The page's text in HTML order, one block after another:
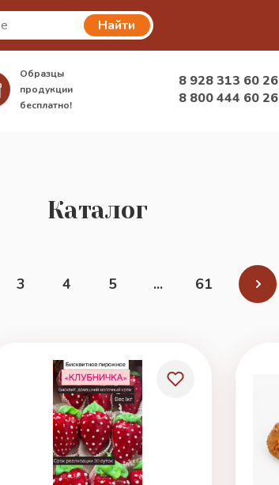
Найти
Образцы
продукции
бесплатно!
8 928 313 60 26
8 800 444 60 26
Каталог
3 4 5 ... 61